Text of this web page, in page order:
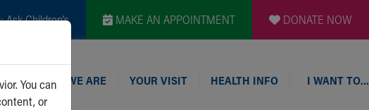
Ask Children's MAKE AN APPOINTMENT DONATE NOW
WHO WE ARE YOUR VISIT HEALTH INFO I WANT TO…
You can
or